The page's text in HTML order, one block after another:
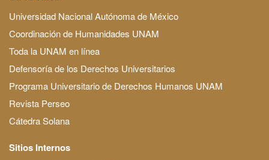
Universidad Nacional Autónoma de México
Coordinación de Humanidades UNAM
Toda la UNAM en línea
Defensoría de los Derechos Universitarios
Programa Universitario de Derechos Humanos UNAM
Revista Perseo
Cátedra Solana
Sitios Internos